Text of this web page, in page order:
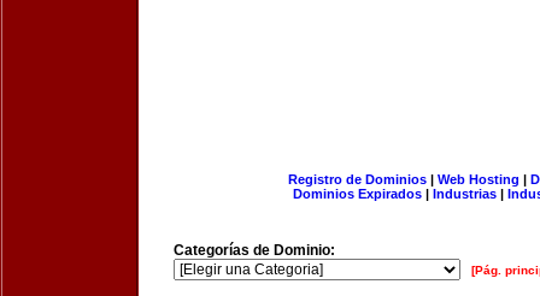
Registro de Dominios| Web Hosting |
Dominios Expirados | Industrias |
Categorías de Dominio:
[Pág.